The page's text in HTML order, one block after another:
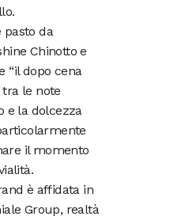
da
Chinotto e
“il dopo cena
tra le note
e la dolcezza
il momento
è affidata in
Group, realtà